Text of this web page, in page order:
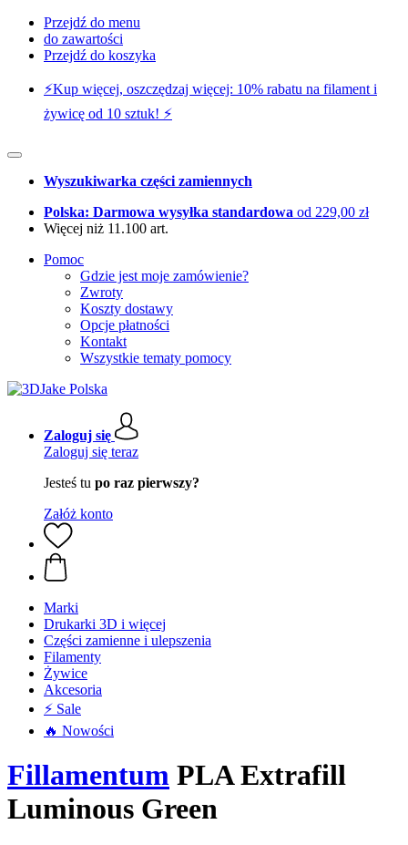
Przejdź do menu
do zawartości
Przejdź do koszyka
⚡️Kup więcej, oszczędzaj więcej: 10% rabatu na filament i
żywicę od 10 sztuk! ⚡️
Wyszukiwarka części zamiennych
Polska: Darmowa wysyłka standardowa od 229,00 zł
Więcej niż 11.100 art.
Pomoc
Gdzie jest moje zamówienie?
Zwroty
Koszty dostawy
Opcje płatności
Kontakt
Wszystkie tematy pomocy
Zaloguj się
Zaloguj się teraz
Jesteś tu po raz pierwszy?
Załóż konto
Marki
Drukarki 3D i więcej
Części zamienne i ulepszenia
Filamenty
Żywice
Akcesoria
⚡ Sale
🔥 Nowości
Fillamentum PLA Extrafill
Luminous Green